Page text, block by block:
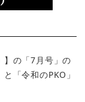
】の「7月号」の
「令和のPKO」